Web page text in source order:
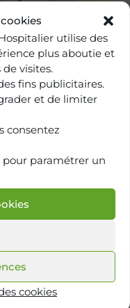
utilise des
plus aboutie et
visites.
fins publicitaires.
et de limiter
consentez
pour paramétrer un
cookies